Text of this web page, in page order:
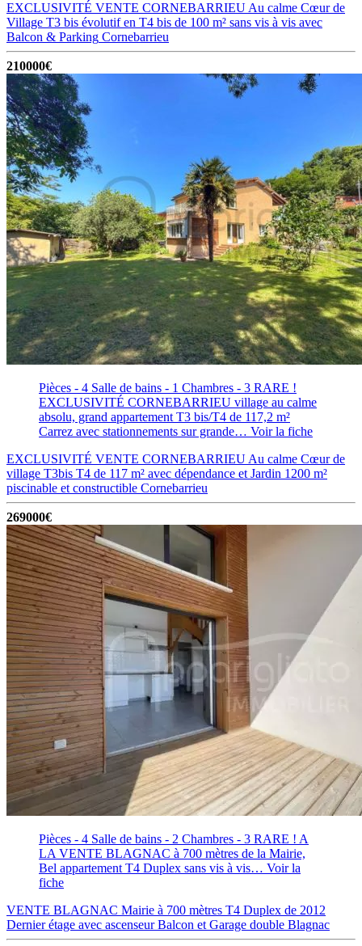
EXCLUSIVITÉ VENTE CORNEBARRIEU Au calme Cœur de
Village T3 bis évolutif en T4 bis de 100 m² sans vis à vis avec
Balcon & Parking Cornebarrieu
210000€
Pièces - 4 Salle de bains - 1 Chambres - 3 RARE !
EXCLUSIVITÉ CORNEBARRIEU village au calme
absolu, grand appartement T3 bis/T4 de 117,2 m²
Carrez avec stationnements sur grande… Voir la fiche
EXCLUSIVITÉ VENTE CORNEBARRIEU Au calme Cœur de
village T3bis T4 de 117 m² avec dépendance et Jardin 1200 m²
piscinable et constructible Cornebarrieu
269000€
Pièces - 4 Salle de bains - 2 Chambres - 3 RARE ! A
LA VENTE BLAGNAC à 700 mètres de la Mairie,
Bel appartement T4 Duplex sans vis à vis… Voir la
fiche
VENTE BLAGNAC Mairie à 700 mètres T4 Duplex de 2012
Dernier étage avec ascenseur Balcon et Garage double Blagnac